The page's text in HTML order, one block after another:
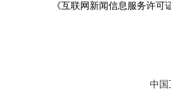
《互联网新闻信息服务许可
中